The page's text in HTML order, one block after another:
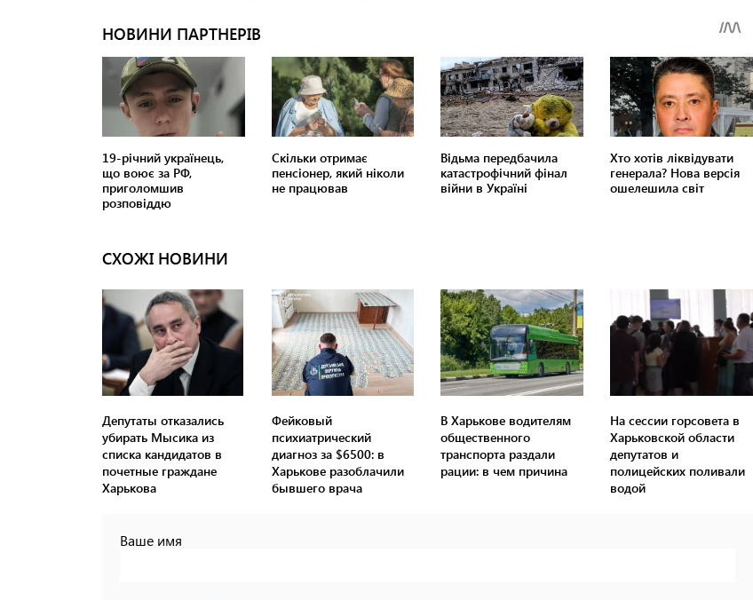
СХОЖІ НОВИНИ
Депутаты отказались
убирать Мысика из
списка кандидатов в
почетные граждане
Харькова
Фейковый
психиатрический
диагноз за $6500: в
Харькове разоблачили
бывшего врача
В Харькове водителям
общественного
транспорта раздали
рации: в чем причина
На сессии горсовета в
Харьковской области
депутатов и
полицейских поливали
водой
Ваше имя